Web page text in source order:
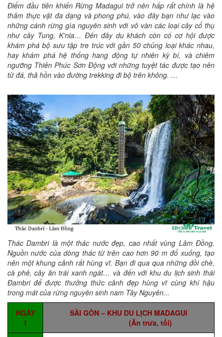
Điểm đầu tiên khiến Rừng Madagui trở nên hấp rất chính là hệ
thảm thực vật đa dạng và phong phú, vào đây bạn như lạc vào
những cánh rừng gìa nguyên sinh với vô vàn các loại cây cổ thụ
như cây Tung, K’nia… Đến đây du khách còn có cơ hội được
khám phá bộ sưu tập tre trúc với gần 50 chủng loại khác nhau,
hay khám phá hệ thống hang động tự nhiên kỳ bí, và chiêm
ngưỡng Thiên Phúc Sơn Động với những tuyệt tác được tạo nên
từ đá, thả hồn vào đường trekking đi bộ trên không. …
Thác Dambri là một thác nước đẹp, cao nhất vùng Lâm Đồng.
Nguồn nước của dòng thác từ trên cao hơn 90 m đổ xuống, tạo
nên một khung cảnh rất hùng vĩ. Bạn đi qua qua những đồi chè,
cà phê, cây ăn trái xanh ngát… và đến với khu du lịch sinh thái
Đambri để được thưởng thức cảnh đẹp hùng vĩ cùng khí hậu
trong mát của rừng nguyên sinh nam Tây Nguyên...
NGÀY
1
SÀI GÒN – KHU DU LỊCH MADAGUI
(Ăn trưa, tối)